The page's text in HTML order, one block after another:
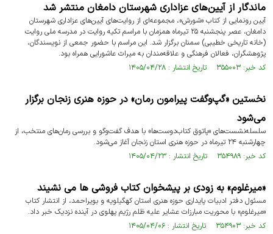
ماندگار از آیین‌های عزاداری شهرستان دامغان منتشر شد
آیین رونمایی از کتاب «شورش»، مجموعه‌ای از روایت‌های آیین‌های عزاداری شهرستان
دامغان، عصر پنجشنبه ۲۵ تیرماه همزمان با مراسم تکیه روایت در مدرسه ملی روایت
(خانه تاریخی خطیبی) سمنان برگزار شد. این مراسم با حضور جمعی از نویسندگان،
پژوهشگران، فعالان فرهنگی و علاقه‌مندان به میراث عاشورایی همراه بود.
کد خبر: ۳۵۵۰۰۳ تاریخ انتشار : ۱۴۰۵/۰۴/۲۸
نخستین «گپ‌وگفت پیرامون رمان» در حوزه هنری زنجان برگزار
می‌شود
سلسله‌نشست‌های «پاتوق کتاب‌دوست‌ها» با هدف گفت‌و‌گو و بررسی رمان‌های منتخب، از
چهارشنبه ۲۴ تیرماه در حوزه هنری استان زنجان آغاز می‌شود.
کد خبر: ۳۵۴۹۸۹ تاریخ انتشار : ۱۴۰۵/۰۴/۲۳
«میرغلوم» به زودی بر پیشخوان کتاب فروشی ها می نشیند
مسئول دفتر ادبیات پایداری حوزه هنری استان کهگیلویه و بویراحمد، از انتشار کتاب
«میرغلوم» با محوریت مبارزات عشایر علیه ظلم رژیم پهلوی در آینده نزدیک خبر داد.
کد خبر: ۳۵۴۹۰۳ تاریخ انتشار : ۱۴۰۵/۰۴/۰۶